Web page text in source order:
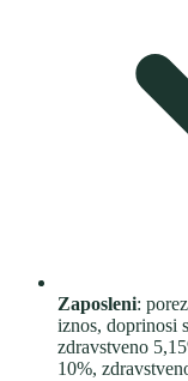
Zaposleni:
iznos, doprinosi
zdravstveno
10%,